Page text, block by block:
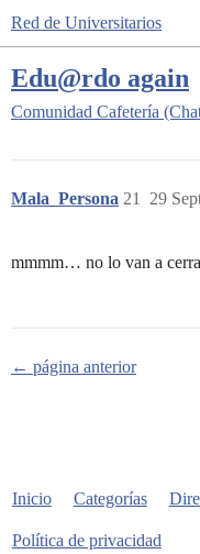
Red de Universitarios
Edu@rdo again
Comunidad Cafetería
Mala_Persona 29
21
mmmm… no lo van a
← página anterior
Inicio Categorías
Política de privacidad